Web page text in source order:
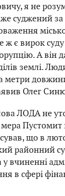
я не
суджений
ж є вирок
А він
землі.
метри
Олег
ЛОДА не
мера Пустомит
що в
районний
вчиненні
в сфері